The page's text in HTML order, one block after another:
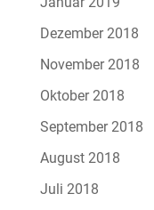
Dezember 2018
November 2018
Oktober 2018
September 2018
August 2018
Juli 2018